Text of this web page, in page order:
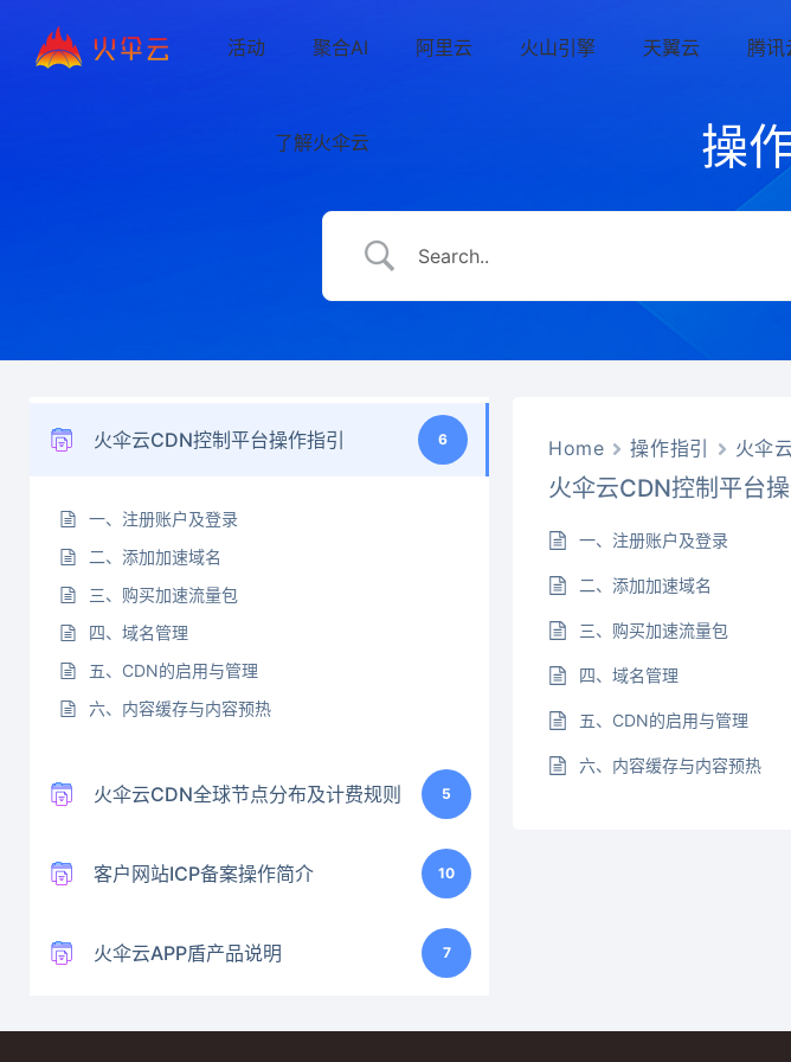
活动 聚合AI 阿里云 火山引擎 天翼云 腾讯
了解火伞云 操
火伞云CDN控制平台操作指引 6
一、注册账户及登录
二、添加加速域名
三、购买加速流量包
四、域名管理
五、CDN的启用与管理
六、内容缓存与内容预热
火伞云CDN全球节点分布及计费规则 5
客户网站ICP备案操作简介 10
火伞云APP盾产品说明 7
Home 操作指引 火伞
火伞云CDN控制平台操
一、注册账户及登录
二、添加加速域名
三、购买加速流量包
四、域名管理
五、CDN的启用与管理
六、内容缓存与内容预热